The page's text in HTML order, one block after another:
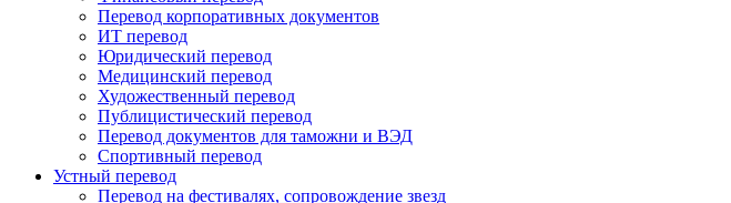
Перевод корпоративных документов
ИТ перевод
Юридический перевод
Медицинский перевод
Художественный перевод
Публицистический перевод
Перевод документов для таможни и ВЭД
Спортивный перевод
Устный перевод
Перевод на фестивалях, сопровождение звезд